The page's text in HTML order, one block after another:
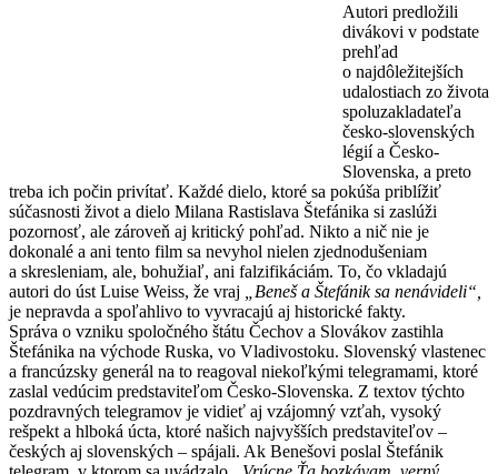
Autori predložili
divákovi v podstate
prehľad
o najdôležitejších
udalostiach zo života
spoluzakladateľa
česko-slovenských
légií a Česko-
Slovenska, a preto
treba ich počin privítať. Každé dielo, ktoré sa pokúša priblížiť
súčasnosti život a dielo Milana Rastislava Štefánika si zaslúži
pozornosť, ale zároveň aj kritický pohľad. Nikto a nič nie je
dokonalé a ani tento film sa nevyhol nielen zjednodušeniam
a skresleniam, ale, bohužiaľ, ani falzifikáciám. To, čo vkladajú
autori do úst Luise Weiss, že vraj
„Beneš a Štefánik sa nenávideli“,
je nepravda a spoľahlivo to vyvracajú aj historické fakty.
Správa o vzniku spoločného štátu Čechov a Slovákov zastihla
Štefánika na východe Ruska, vo Vladivostoku. Slovenský vlastenec
a francúzsky generál na to reagoval niekoľkými telegramami, ktoré
zaslal vedúcim predstaviteľom Česko-Slovenska. Z textov týchto
pozdravných telegramov je vidieť aj vzájomný vzťah, vysoký
rešpekt a hlboká úcta, ktoré našich najvyšších predstaviteľov –
českých aj slovenských – spájali. Ak Benešovi poslal Štefánik